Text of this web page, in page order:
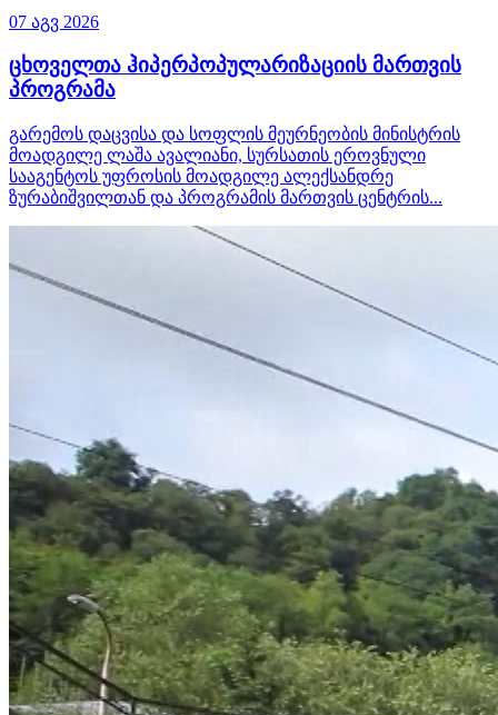
07 აგვ 2026
ცხოველთა ჰიპერპოპულარიზაციის მართვის
პროგრამა
გარემოს დაცვისა და სოფლის მეურნეობის მინისტრის
მოადგილე ლაშა ავალიანი, სურსათის ეროვნული
სააგენტოს უფროსის მოადგილე ალექსანდრე
ზურაბიშვილთან და პროგრამის მართვის ცენტრის...